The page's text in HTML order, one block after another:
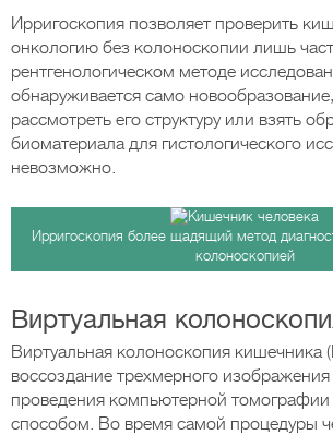
Ирригоскопия позволяет проверить
онкологию без колоноскопии лишь
рентгенологическом методе
обнаруживается само
рассмотреть его структуру или взять
биоматериала для гистологического
невозможно.
Ирригоскопия более щадящий метод
колоноскопией
Виртуальная
Виртуальная колоноскопия кишечника
воссоздание трехмерного
проведения компьютерной
способом. Во время самой процедуры